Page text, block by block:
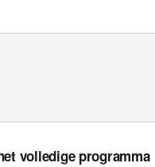
volledige programma